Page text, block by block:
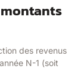
des revenus
N-1 (soit